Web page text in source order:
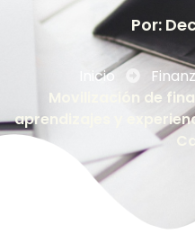
Por:
Inicio
Movilización de
aprendizajes y